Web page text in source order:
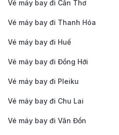
nhất Nha Trang, bao gồm
chơi, thủy cung và các
tưởng cho các gia đình và
giúp thư giãn và chăm sóc
Hòn Mun: Là một trong
Vé máy bay đi Cần Thơ
Vé máy bay đi Thanh Hóa
Vé máy bay đi Huế
Vé máy bay đi Đồng Hới
Vé máy bay đi Pleiku
Vé máy bay đi Chu Lai
Vé máy bay đi Vân Đồn